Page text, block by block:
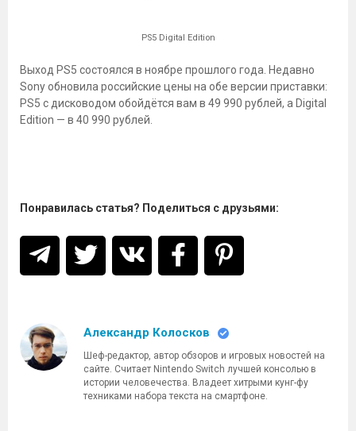
PS5 Digital Edition
Выход PS5 состоялся в ноябре прошлого года. Недавно
Sony обновила российские цены на обе версии приставки:
PS5 с дисководом обойдётся вам в 49 990 рублей, а Digital
Edition — в 40 990 рублей.
Понравилась статья? Поделиться с друзьями:
Александр Колосков
Шеф-редактор, автор обзоров и игровых новостей на
сайте. Считает Nintendo Switch лучшей консолью в
истории человечества. Владеет хитрыми кунг-фу
техниками набора текста на смартфоне.